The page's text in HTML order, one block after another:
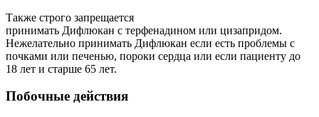
Также строго запрещается
принимать Дифлюкан с терфенадином или цизапридом.
Нежелательно принимать Дифлюкан если есть проблемы с
почками или печенью, пороки сердца или если пациенту до
18 лет и старше 65 лет.
Побочные действия